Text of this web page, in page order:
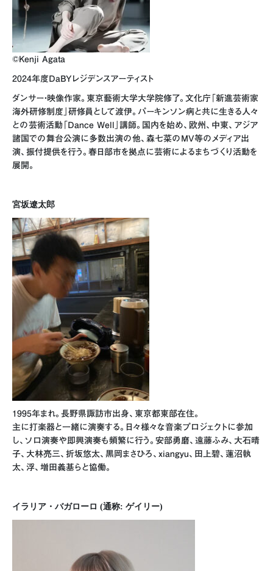
©Kenji Agata
2024年度DaBYレジデンスアーティスト
ダンサー・映像作家。東京藝術大学大学院修了。文化庁「新進芸術家
海外研修制度」研修員として渡伊。パーキンソン病と共に生きる人々
との芸術活動「Dance Well」講師。国内を始め、欧州、中東、アジア
諸国での舞台公演に多数出演の他、森七菜のMV等のメディア出
演、振付提供を行う。春日部市を拠点に芸術によるまちづくり活動を
展開。
宮坂遼太郎
1995年まれ。長野県諏訪市出身、東京都東部在住。
主に打楽器と一緒に演奏する。日々様々な音楽プロジェクトに参加
し、ソロ演奏や即興演奏も頻繁に行う。安部勇磨、遠藤ふみ、大石晴
子、大林亮三、折坂悠太、黒岡まさひろ、xiangyu、田上碧、蓮沼執
太、浮、増田義基らと協働。
イラリア・バガローロ (通称: ゲイリー)